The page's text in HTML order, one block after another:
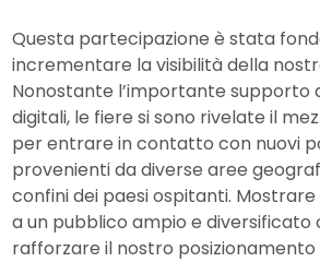
Questa partecipazione è stata
incrementare la visibilità della
Nonostante l’importante supporto
digitali, le fiere si sono rivelate il
per entrare in contatto con nuovi
provenienti da diverse aree
confini dei paesi ospitanti.
a un pubblico ampio e diversificato
rafforzare il nostro